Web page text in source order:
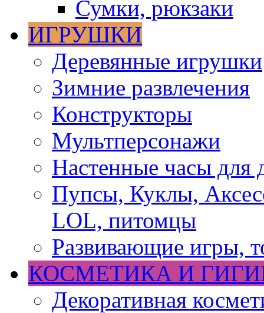
Сумки, рюкзаки
ИГРУШКИ
Деревянные игрушки
Зимние развлечения
Конструкторы
Мультперсонажи
Настенные часы для
Пупсы, Куклы,
LOL, питомцы
Развивающие игры,
КОСМЕТИКА И
Декоративная